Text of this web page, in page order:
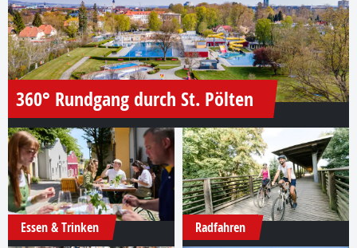
360° Rundgang durch St. Pölten
Essen & Trinken Radfahren